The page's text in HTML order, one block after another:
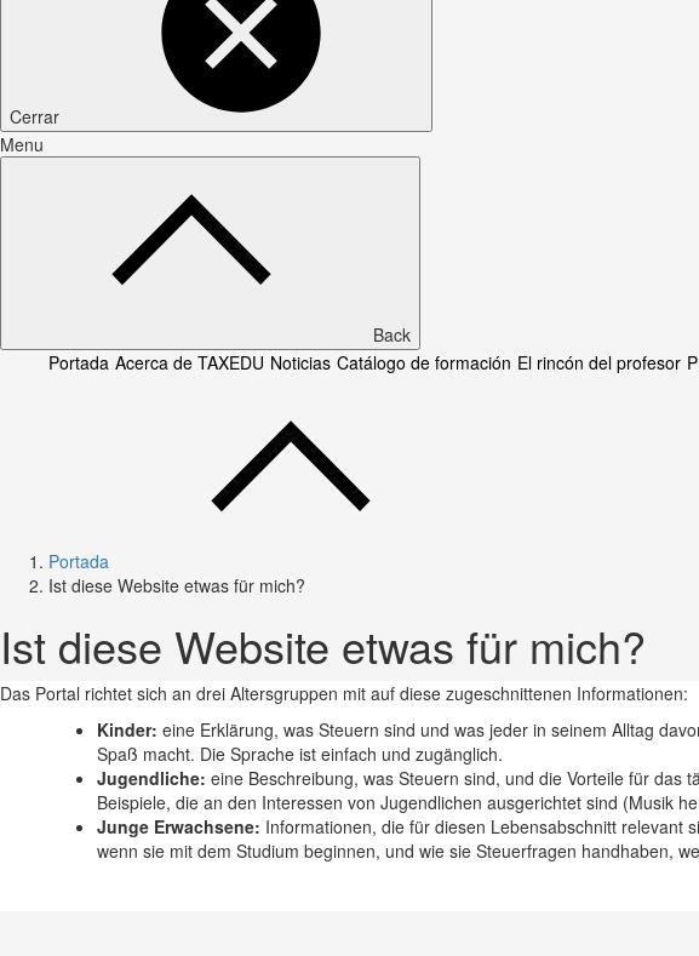
Cerrar
Menu
Back
Portada Acerca de TAXEDU Noticias Catálogo de formación El rincón del profesor
Portada
Ist diese Website etwas für mich?
Ist diese Website etwas für mich?
Das Portal richtet sich an drei Altersgruppen mit auf diese zugeschnittenen Informationen:
Kinder: eine Erklärung, was Steuern sind und was jeder in seinem Alltag
Spaß macht. Die Sprache ist einfach und zugänglich.
Jugendliche: eine Beschreibung, was Steuern sind, und die Vorteile für
Beispiele, die an den Interessen von Jugendlichen ausgerichtet sind (Musik
Junge Erwachsene: Informationen, die für diesen Lebensabschnitt relevant
wenn sie mit dem Studium beginnen, und wie sie Steuerfragen handhaben,